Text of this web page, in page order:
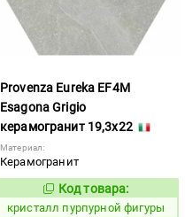
Provenza Eureka EF4M
Esagona Grigio
керамогранит 19,3x22
Материал:
Керамогранит
821990
Код товара:
кристалл пурпурной фигуры